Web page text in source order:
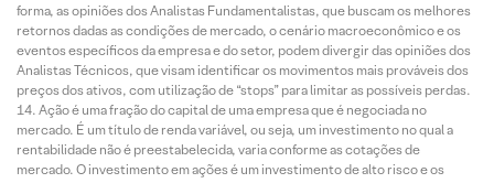
forma, as opiniões dos Analistas Fundamentalistas, que buscam os melhores
retornos dadas as condições de mercado, o cenário macroeconômico e os
eventos específicos da empresa e do setor, podem divergir das opiniões dos
Analistas Técnicos, que visam identificar os movimentos mais prováveis dos
preços dos ativos, com utilização de “stops” para limitar as possíveis perdas.
Ação é uma fração do capital de uma empresa que é negociada no
mercado. É um título de renda variável, ou seja, um investimento no qual a
rentabilidade não é preestabelecida, varia conforme as cotações de
mercado. O investimento em ações é um investimento de alto risco e os